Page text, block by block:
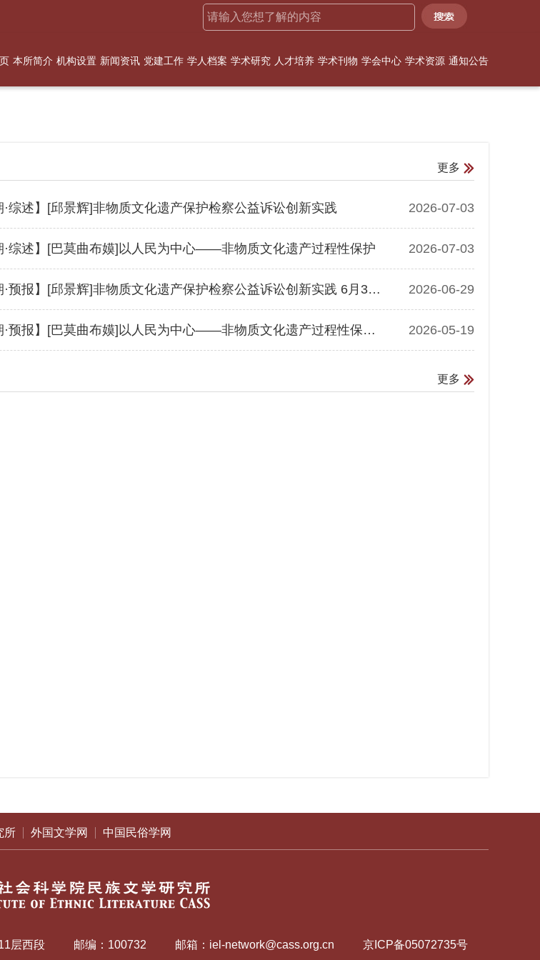
本所简介 机构设置 新闻资讯 党建工作 学人档案 学术研究 人才培养 学术刊物 学会中心 学术资源 通知公告
更多
·综述】[邱景辉]非物质文化遗产保护检察公益诉讼创新实践 2026-07-03
·综述】[巴莫曲布嫫]以人民为中心——非物质文化遗产过程性保护 2026-07-03
【民文沙龙第58期·预报】[邱景辉]非物质文化遗产保护检察公益诉讼创新实践 6月30日 2026-06-29
【民文沙龙第57期·预报】[巴莫曲布嫫]以人民为中心——非物质文化遗产过程性保护 5月20日 2026-05-19
更多
所 外国文学网 中国民俗学网
层西段 邮编：100732 邮箱：iel-network@cass.org.cn 京ICP备05072735号